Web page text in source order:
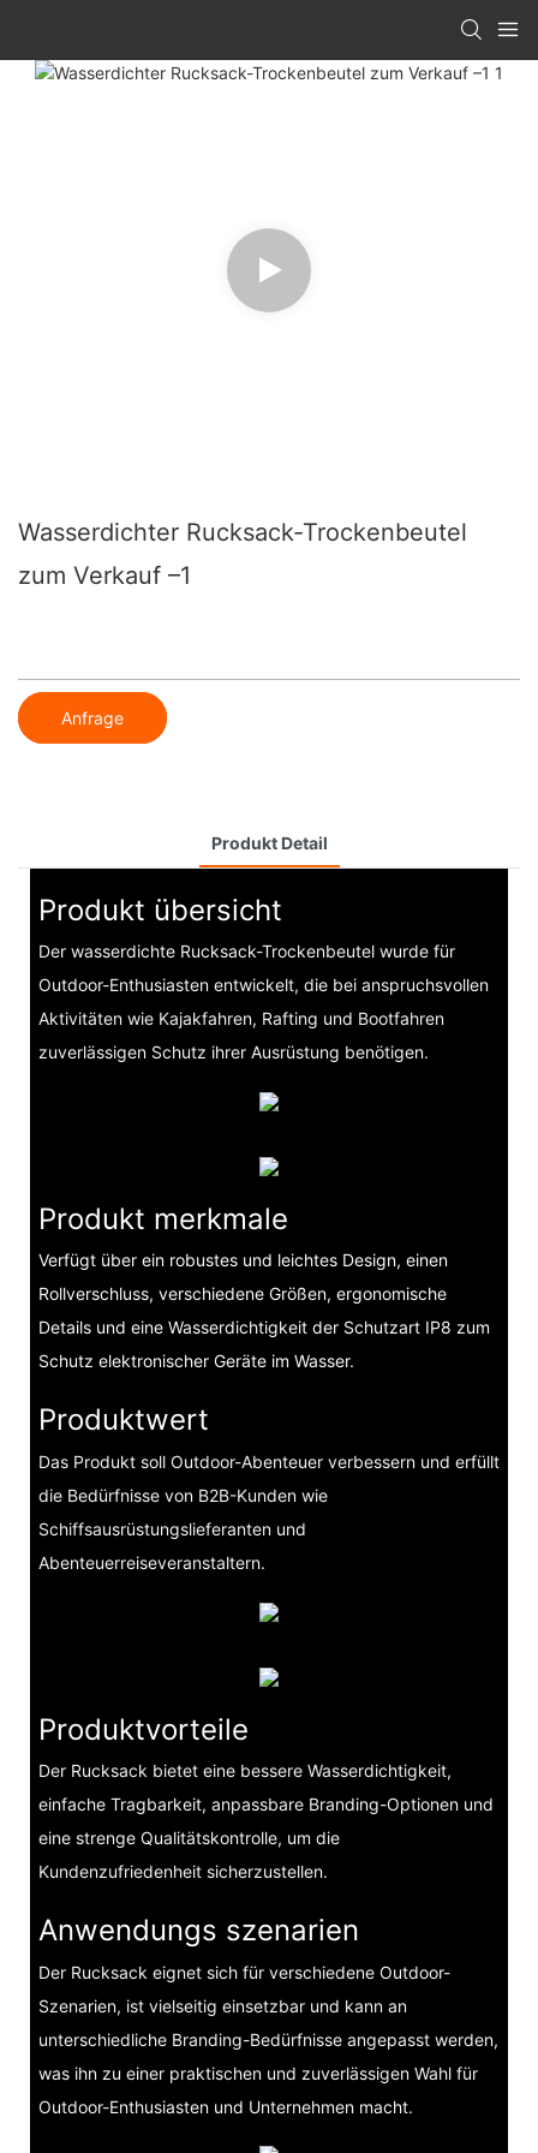
Wasserdichter Rucksack-Trockenbeutel
zum Verkauf –1
Anfrage
Produkt Detail
Produkt übersicht
Der wasserdichte Rucksack-Trockenbeutel wurde für
Outdoor-Enthusiasten entwickelt, die bei anspruchsvollen
Aktivitäten wie Kajakfahren, Rafting und Bootfahren
zuverlässigen Schutz ihrer Ausrüstung benötigen.
Produkt merkmale
Verfügt über ein robustes und leichtes Design, einen
Rollverschluss, verschiedene Größen, ergonomische
Details und eine Wasserdichtigkeit der Schutzart IP8 zum
Schutz elektronischer Geräte im Wasser.
Produktwert
Das Produkt soll Outdoor-Abenteuer verbessern und erfüllt
die Bedürfnisse von B2B-Kunden wie
Schiffsausrüstungslieferanten und
Abenteuerreiseveranstaltern.
Produktvorteile
Der Rucksack bietet eine bessere Wasserdichtigkeit,
einfache Tragbarkeit, anpassbare Branding-Optionen und
eine strenge Qualitätskontrolle, um die
Kundenzufriedenheit sicherzustellen.
Anwendungs szenarien
Der Rucksack eignet sich für verschiedene Outdoor-
Szenarien, ist vielseitig einsetzbar und kann an
unterschiedliche Branding-Bedürfnisse angepasst werden,
was ihn zu einer praktischen und zuverlässigen Wahl für
Outdoor-Enthusiasten und Unternehmen macht.